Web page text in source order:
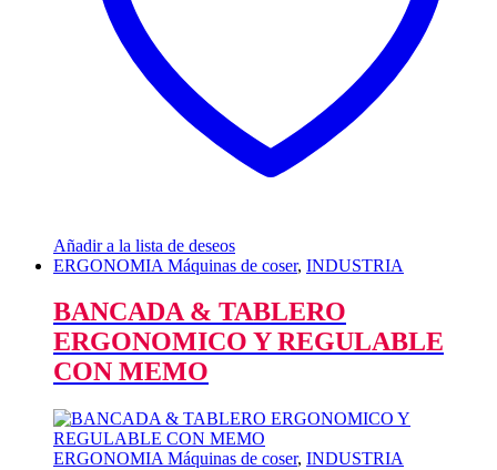
Añadir a la lista de deseos
ERGONOMIA Máquinas de coser, INDUSTRIA
BANCADA & TABLERO
ERGONOMICO Y REGULABLE
CON MEMO
ERGONOMIA Máquinas de coser, INDUSTRIA